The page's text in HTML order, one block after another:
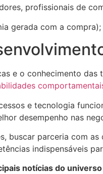
profissionais de
gerada com a
e o conhecimento
e tecnologia
desempenho nas
buscar parceria com
indispensáveis
notícias do